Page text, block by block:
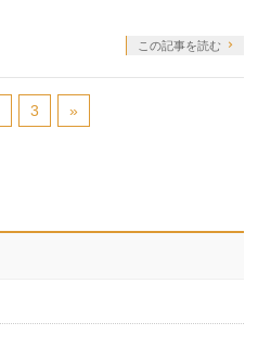
この記事を読む
3 »